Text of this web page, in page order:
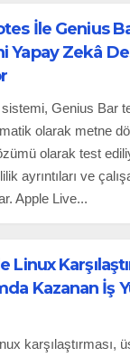
İle Genius
Yapay Zekâ
Genius Bar
olarak metne
olarak test
ayrıntıları ve
Apple Live...
Linux
Kazanan İş
karşılaştırması,